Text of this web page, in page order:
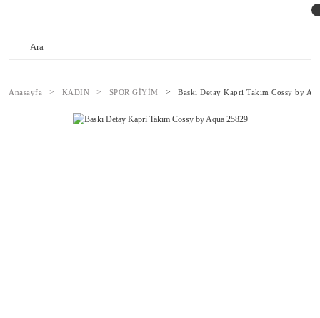
Anasayfa KADIN SPOR GİYİM Baskı Detay Kapri Takım Cossy by